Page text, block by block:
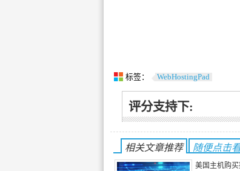
标签： WebHostingPad
评分支持下:
相关文章推荐 随便点击
美国主机购